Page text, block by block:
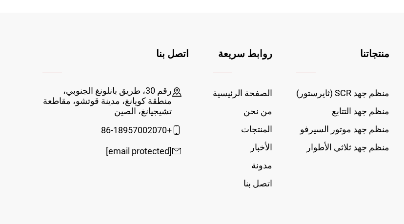
منتجاتنا
منظم جهد SCR (ثايرستور)
منظم جهد التتابع
منظم جهد موتور السيرفو
منظم جهد ثلاثي الأطوار
روابط سريعة
الصفحة الرئيسية
من نحن
المنتجات
الأخبار
مدونة
اتصل بنا
اتصل بنا
رقم 30، طريق بانلونغ الجنوبي،
منطقة كويانغ، مدينة قوتشو، مقاطعة
تشيجيانغ، الصين
+86-18957002070
[email protected]